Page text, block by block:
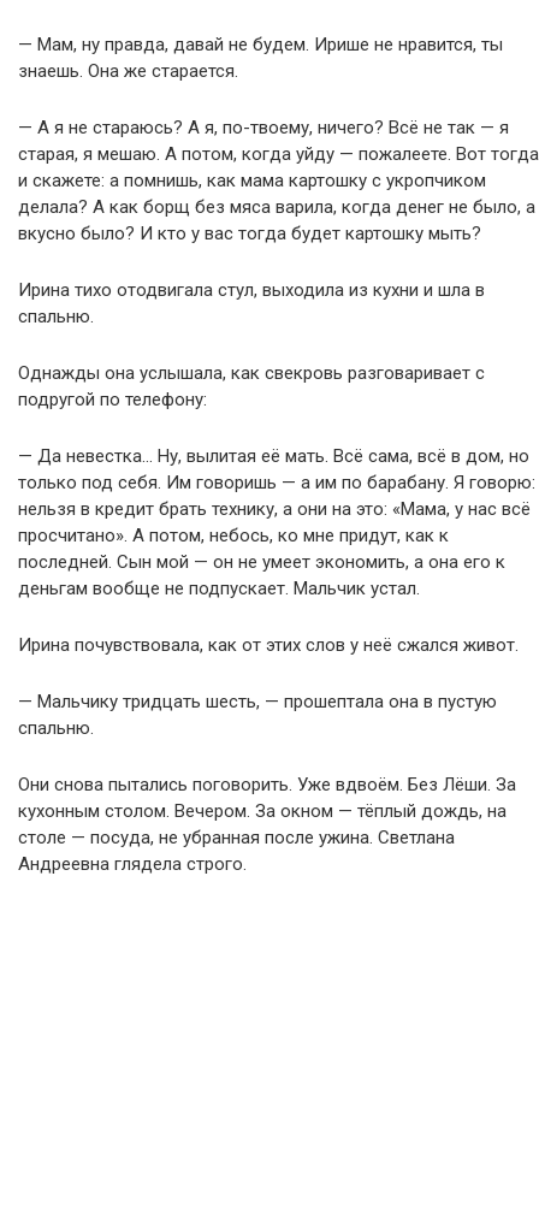
— Мам, ну правда, давай не будем. Ирише не нравится, ты
знаешь. Она же старается.
— А я не стараюсь? А я, по-твоему, ничего? Всё не так — я
старая, я мешаю. А потом, когда уйду — пожалеете. Вот тогда
и скажете: а помнишь, как мама картошку с укропчиком
делала? А как борщ без мяса варила, когда денег не было, а
вкусно было? И кто у вас тогда будет картошку мыть?
Ирина тихо отодвигала стул, выходила из кухни и шла в
спальню.
Однажды она услышала, как свекровь разговаривает с
подругой по телефону:
— Да невестка… Ну, вылитая её мать. Всё сама, всё в дом, но
только под себя. Им говоришь — а им по барабану. Я говорю:
нельзя в кредит брать технику, а они на это: «Мама, у нас всё
просчитано». А потом, небось, ко мне придут, как к
последней. Сын мой — он не умеет экономить, а она его к
деньгам вообще не подпускает. Мальчик устал.
Ирина почувствовала, как от этих слов у неё сжался живот.
— Мальчику тридцать шесть, — прошептала она в пустую
спальню.
Они снова пытались поговорить. Уже вдвоём. Без Лёши. За
кухонным столом. Вечером. За окном — тёплый дождь, на
столе — посуда, не убранная после ужина. Светлана
Андреевна глядела строго.